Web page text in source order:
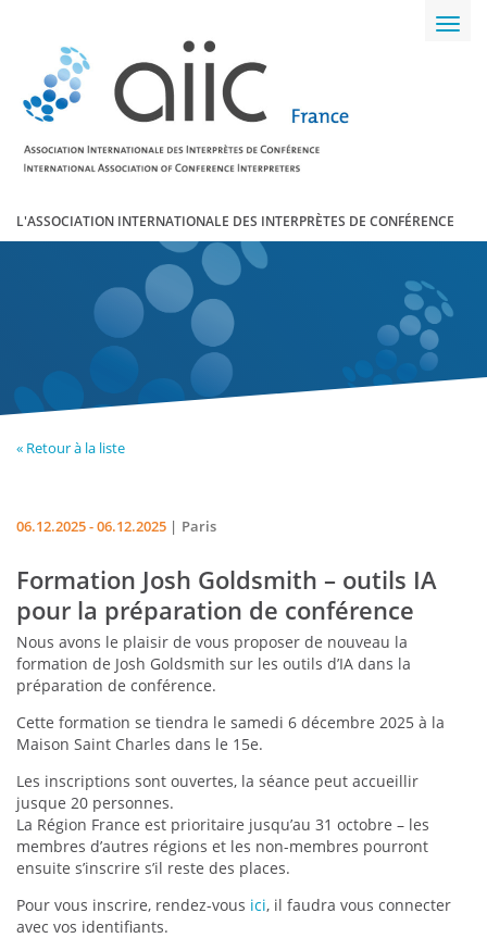
L'ASSOCIATION INTERNATIONALE DES INTERPRÈTES DE CONFÉRENCE
« Retour à la liste
06.12.2025 - 06.12.2025 Paris
Formation Josh Goldsmith – outils IA
pour la préparation de conférence
Nous avons le plaisir de vous proposer de nouveau la
formation de Josh Goldsmith sur les outils d’IA dans la
préparation de conférence.
Cette formation se tiendra le samedi 6 décembre 2025 à la
Maison Saint Charles dans le 15e.
Les inscriptions sont ouvertes, la séance peut accueillir
jusque 20 personnes.
La Région France est prioritaire jusqu’au 31 octobre – les
membres d’autres régions et les non-membres pourront
ensuite s’inscrire s’il reste des places.
Pour vous inscrire, rendez-vous ici, il faudra vous connecter
avec vos identifiants.